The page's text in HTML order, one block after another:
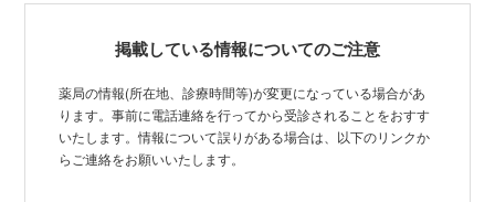
掲載している情報についてのご注意
薬局の情報(所在地、診療時間等)が変更になっている場合があ
ります。事前に電話連絡を行ってから受診されることをおすす
いたします。情報について誤りがある場合は、以下のリンクか
らご連絡をお願いいたします。